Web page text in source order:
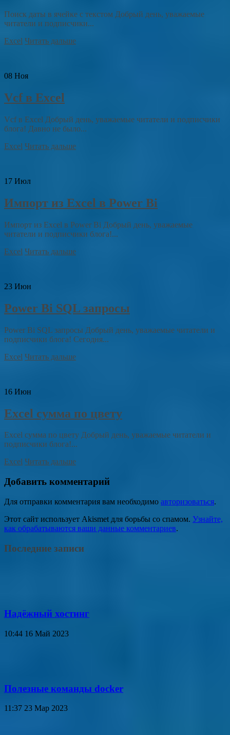
Поиск даты в ячейке с текстом Добрый день, уважаемые
читатели и подписчики...
Excel Читать дальше
08 Ноя
Vcf в Excel
Vcf в Excel Добрый день, уважаемые читатели и подписчики
блога! Давно не было...
Excel Читать дальше
17 Июл
Импорт из Excel в Power Bi
Импорт из Excel в Power Bi Добрый день, уважаемые
читатели и подписчики блога!...
Excel Читать дальше
23 Июн
Power Bi SQL запросы
Power Bi SQL запросы Добрый день, уважаемые читатели и
подписчики блога! Сегодня...
Excel Читать дальше
16 Июн
Excel сумма по цвету
Excel сумма по цвету Добрый день, уважаемые читатели и
подписчики блога!...
Excel Читать дальше
Добавить комментарий
Для отправки комментария вам необходимо авторизоваться.
Этот сайт использует Akismet для борьбы со спамом. Узнайте,
как обрабатываются ваши данные комментариев.
Последние записи
Надёжный хостинг
10:44 16 Май 2023
Полезные команды docker
11:37 23 Мар 2023